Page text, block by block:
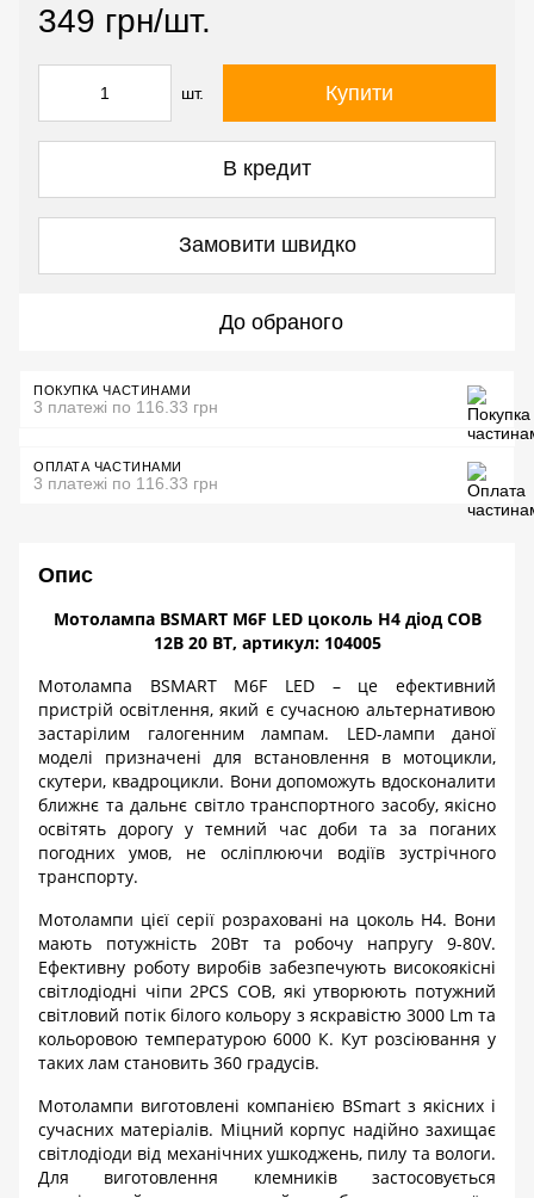
349 грн/шт.
шт. Купити
В кредит
Замовити швидко
До обраного
ПОКУПКА ЧАСТИНАМИ
3 платежі по 116.33 грн
ОПЛАТА ЧАСТИНАМИ
3 платежі по 116.33 грн
Опис
Мотолампа BSMART М6F LED цоколь H4 діод СОВ
12В 20 ВТ, артикул: 104005
Мотолампа BSMARTМ6F LED – це ефективний
пристрій освітлення, який є сучасною альтернативою
застарілим галогенним лампам. LED-лампи даної
моделі призначені для встановлення в мотоцикли,
скутери, квадроцикли. Вони допоможуть вдосконалити
ближнє та дальнє світло транспортного засобу, якісно
освітять дорогу у темний час доби та за поганих
погодних умов, не осліплюючи водіїв зустрічного
транспорту.
Мотолампи цієї серії розраховані на цоколь H4. Вони
мають потужність 20Вт та робочу напругу 9-80V.
Ефективну роботу виробів забезпечують високоякісні
світлодіодні чіпи 2PCS COB, які утворюють потужний
світловий потік білого кольору з яскравістю 3000 Lm та
кольоровою температурою 6000 К. Кут розсіювання у
таких лам становить 360 градусів.
Мотолампи виготовлені компанією BSmart з якісних і
сучасних матеріалів. Міцний корпус надійно захищає
світлодіоди від механічних ушкоджень, пилу та вологи.
Для виготовлення клемників застосовується